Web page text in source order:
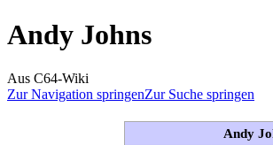
Andy Johns
Aus C64-Wiki
Zur Navigation springenZur Suche springen
Andy